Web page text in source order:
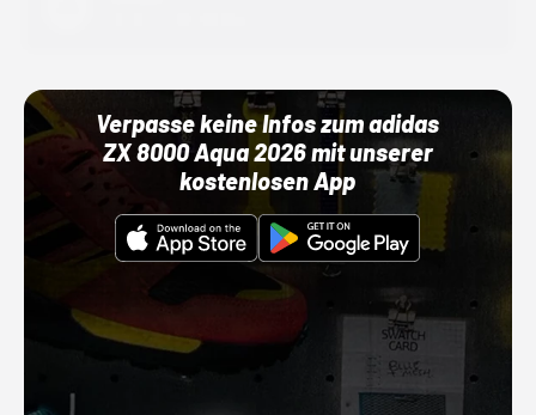
Verpasse keine Infos zum adidas
ZX 8000 Aqua 2026 mit unserer
kostenlosen App